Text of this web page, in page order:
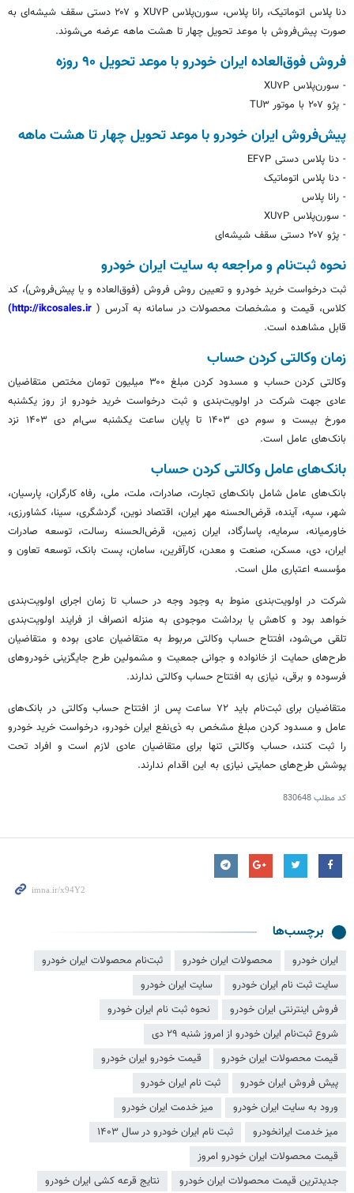
دنا پلاس اتوماتیک، رانا
پلاس، سورن‌پلاس XU۷P و ۲۰۷ دستی سقف شیشه‌ای به
صورت پیش‌فروش با موعد تحویل چهار تا هشت ماهه عرضه می‌شوند.
فروش فوق‌العاده ایران خودرو با موعد تحویل ۹۰ روزه
- سورن‌پلاس XU۷P
- پژو ۲۰۷ با موتور TU۳
پیش‌فروش ایران خودرو با موعد تحویل چهار تا هشت ماهه
- دنا پلاس دستی EF۷P
- دنا پلاس اتوماتیک
- رانا پلاس
- سورن‌پلاس XU۷P
- پژو ۲۰۷ دستی سقف شیشه‌ای
نحوه ثبت‌نام و مراجعه به سایت ایران خودرو
ثبت درخواست خرید خودرو و تعیین روش فروش (فوق‌العاده و یا پیش‌فروش)، کد
کلاس، قیمت و مشخصات محصولات در سامانه به آدرس (
قابل مشاهده است.
زمان وکالتی کردن حساب
وکالتی کردن حساب و مسدود کردن مبلغ ۳۰۰ میلیون تومان مختص متقاضیان
عادی جهت شرکت در اولویت‌بندی و ثبت درخواست خرید خودرو از روز یکشنبه
مورخ بیست و سوم دی ۱۴۰۳ تا پایان ساعت یکشنبه سی‌ام دی ۱۴۰۳ نزد
بانک‌های عامل است.
بانک‌های عامل وکالتی کردن حساب
بانک‌های عامل شامل بانک‌های تجارت، صادرات، ملت، ملی، رفاه کارگران، پارسیان،
شهر، سپه، آینده، قرض‌الحسنه مهر ایران، اقتصاد نوین، گردشگری، سینا، کشاورزی،
خاورمیانه، سرمایه، پاسارگاد، ایران زمین، قرض‌الحسنه رسالت، توسعه صادرات
ایران، دی، مسکن، صنعت و معدن، کارآفرین، سامان، پست بانک، توسعه تعاون و
مؤسسه اعتباری ملل است.
شرکت در اولویت‌بندی منوط به وجود وجه در حساب تا زمان اجرای اولویت‌بندی
خواهد بود و کاهش یا برداشت موجودی به منزله انصراف از فرایند اولویت‌بندی
تلقی می‌شود، افتتاح حساب وکالتی مربوط به متقاضیان عادی بوده و متقاضیان
طرح‌های حمایت از خانواده و جوانی جمعیت و مشمولین طرح جایگزینی خودروهای
فرسوده و برقی، نیازی به افتتاح حساب وکالتی ندارند.
متقاضیان برای ثبت‌نام باید ۷۲ ساعت پس از افتتاح حساب وکالتی در بانک‌های
عامل و مسدود کردن مبلغ مشخص به ذی‌نفع ایران خودرو، درخواست خرید خودرو
را ثبت کنند، حساب وکالتی تنها برای متقاضیان عادی لازم است و افراد تحت
پوشش طرح‌های حمایتی نیازی به این اقدام ندارند.
کد مطلب830648
برچسب‌ها
ایران خودرو محصولات ایران خودرو
ثبت‌نام محصولات ایران خودرو
سایت ثبت نام ایران خودرو
سایت ایران خودرو
فروش اینترنتی ایران خودرو
نحوه ثبت نام ایران خودرو
شروع ثبت‌نام ایران خودرو از امروز شنبه ۲۹ دی
قیمت محصولات ایران خودرو
قیمت خودرو ایران خودرو
پیش فروش ایران خودرو
ثبت نام ایران خودرو
ورود به سایت ایران خودرو
میز خدمت ایران خودرو
میز خدمت ایرانخودرو
ثبت نام ایران خودرو در سال ۱۴۰۳
قیمت محصولات ایران خودرو امروز
جدیدترین قیمت محصولات ایران خودرو
نتایج قرعه کشی ایران خودرو